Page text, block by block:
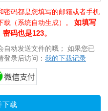
密码都是您填写的邮箱或者手机
载（系统自动生成）。 如填写
码也是123。
自动发送文件的哦； 如果您已
登录后访问： 我的下载记录